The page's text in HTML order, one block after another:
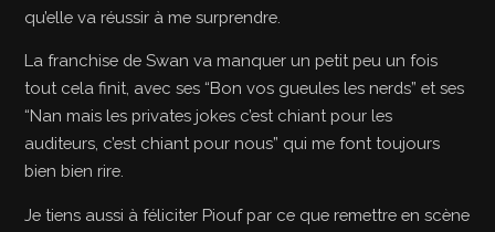
qu’elle va réussir à me surprendre.
La franchise de Swan va manquer un petit peu un fois
tout cela finit, avec ses “Bon vos gueules les nerds” et ses
“Nan mais les privates jokes c’est chiant pour les
auditeurs, c’est chiant pour nous” qui me font toujours
bien bien rire.
Je tiens aussi à féliciter Piouf par ce que remettre en scène